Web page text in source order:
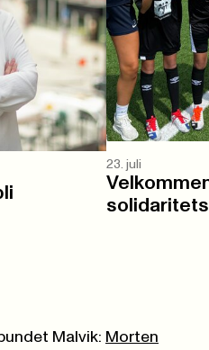
23. juli
Malvik: Morten